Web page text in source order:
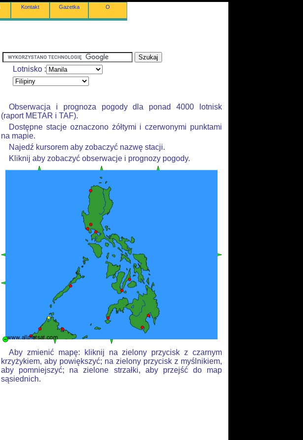
Kontakt Gazetka O
Lotnisko :
Obserwacja i prognoza pogody dla ponad 4000 lotnisk
(raport METAR i TAF).
Dostępne stacje oznaczono żółtymi i czerwonymi punktami
na mapie.
Najedź kursorem aby zobaczyć nazwę stacji.
Kliknij aby zobaczyć obserwacje i prognozy pogody.
Aby zmienić mapę: kliknij na zielony przycisk z czarnym
krzyżykiem, aby powiększyć; na zielony przycisk z myślnikiem,
aby pomniejszyć; na zielone strzałki, aby przejść do map
sąsiednich.